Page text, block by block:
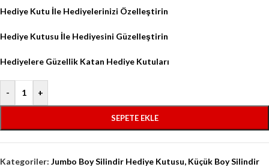
Hediye Kutu İle Hediyelerinizi Özelleştirin
Hediye Kutusu İle Hediyesini Güzelleştirin
Hediyelere Güzellik Katan Hediye Kutuları
- +
SEPETE EKLE
Kategoriler: Jumbo Boy Silindir Hediye Kutusu, Küçük Boy Silindir